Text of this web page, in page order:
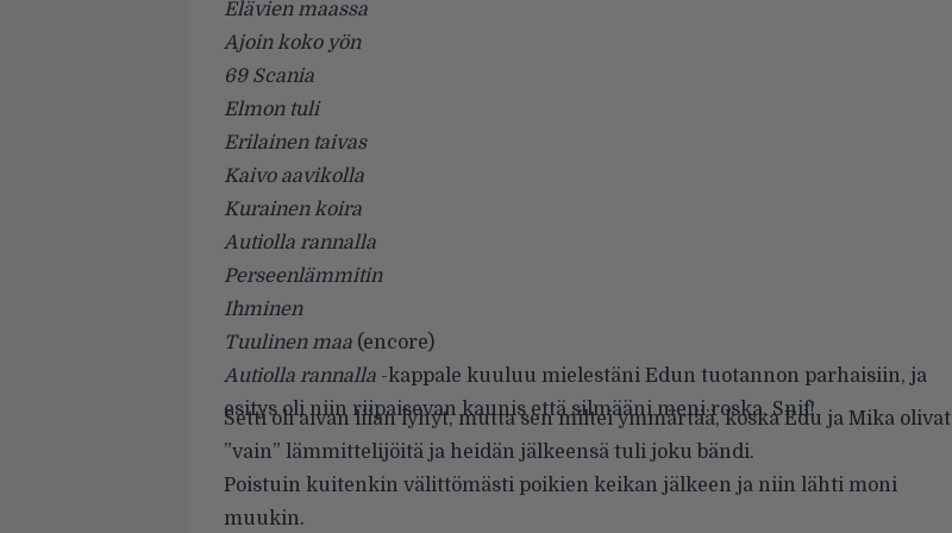
Elävien maassa
Ajoin koko yön
69 Scania
Elmon tuli
Erilainen taivas
Kaivo aavikolla
Kurainen koira
Autiolla rannalla
Perseenlämmitin
Ihminen
Tuulinen maa (encore)
Autiolla rannalla -kappale kuuluu mielestäni Edun tuotannon parhaisiin, ja
esitys oli niin riipaisevan kaunis että silmääni meni roska. Snif!
Setti oli aivan liian lyhyt, mutta sen miltei ymmärtää, koska Edu ja Mika olivat
”vain” lämmittelijöitä ja heidän jälkeensä tuli joku bändi.
Poistuin kuitenkin välittömästi poikien keikan jälkeen ja niin lähti moni
muukin.